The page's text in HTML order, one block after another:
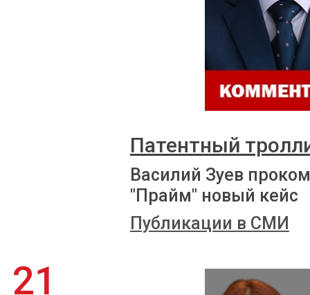
Патентный
Василий Зуев
"Прайм" новый кейс
Публикации в СМИ
21